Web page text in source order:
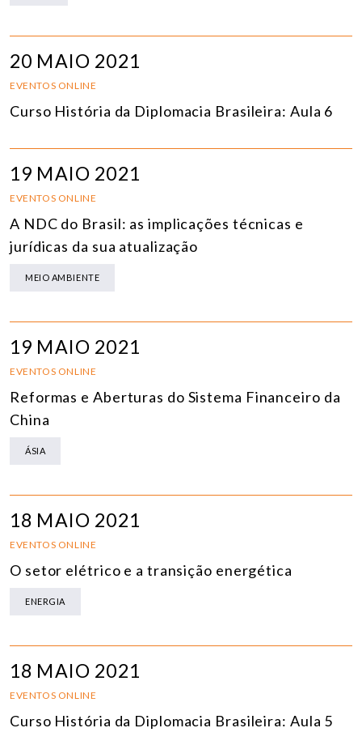
20 MAIO 2021
EVENTOS ONLINE
Curso História da Diplomacia Brasileira: Aula 6
19 MAIO 2021
EVENTOS ONLINE
A NDC do Brasil: as implicações técnicas e
jurídicas da sua atualização
MEIO AMBIENTE
19 MAIO 2021
EVENTOS ONLINE
Reformas e Aberturas do Sistema Financeiro da
China
ÁSIA
18 MAIO 2021
EVENTOS ONLINE
O setor elétrico e a transição energética
ENERGIA
18 MAIO 2021
EVENTOS ONLINE
Curso História da Diplomacia Brasileira: Aula 5